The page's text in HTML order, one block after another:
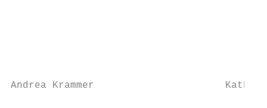
Andrea Krammer